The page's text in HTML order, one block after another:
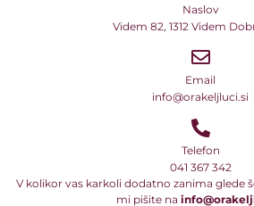
Naslov
Videm 82, 1312 Videm
Email
info@orakeljluci.si
Telefon
041 367 342
V kolikor vas karkoli dodatno zanima glede
mi pišite na